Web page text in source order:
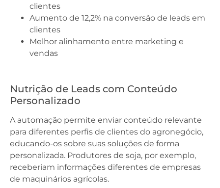
clientes
Aumento de 12,2% na conversão de leads em
clientes
Melhor alinhamento entre marketing e
vendas
Nutrição de Leads com Conteúdo
Personalizado
A automação permite enviar conteúdo relevante
para diferentes perfis de clientes do agronegócio,
educando-os sobre suas soluções de forma
personalizada. Produtores de soja, por exemplo,
receberiam informações diferentes de empresas
de maquinários agrícolas.